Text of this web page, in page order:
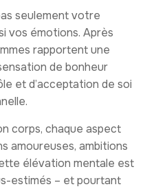
seulement votre
vos émotions. Après
rapportent une
de bonheur
et d’acceptation de soi
corps, chaque aspect
amoureuses, ambitions
élévation mentale est
estimés – et pourtant